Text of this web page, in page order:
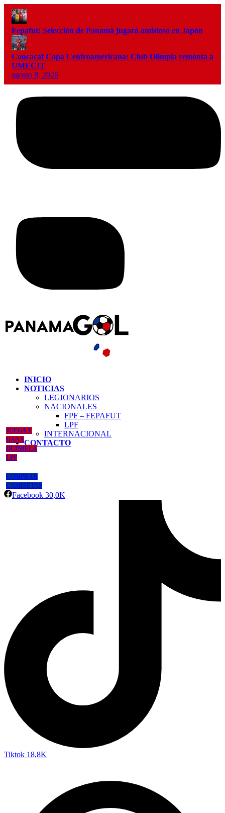
Fepafut: Selección de Panamá jugará amistoso en Japón
Concacaf Copa Centroamericana: Club Olimpia remonta a
UMECIT
agosto 8, 2026
INICIO
NOTICIAS
LEGIONARIOS
NACIONALES
FPF – FEPAFUT
LPF
INTERNACIONAL
CONTACTO
JUEGA Y
GANA
QUINIELA
LPF
COMPRAR
CAMISETAS
Facebook 30,0K
Tiktok 18,8K